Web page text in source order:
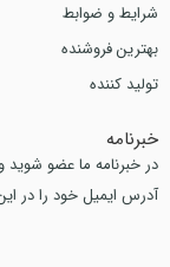
شرایط و ضوابط
بهترین فروشنده
تولید کننده
خبرنامه
آدرس ایمیل خود را در